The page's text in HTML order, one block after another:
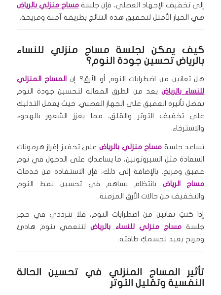
إلى تخفيف الإجهاد العضلي، فإن جلسةمساج منزلي بالرياض
هي الخيار الأمثل لتحقيق هذه النتائج بطريقة آمنة ومريحة.
كيف يمكن لجلسة مساج منزلي للنساء
بالرياض تحسين جودة النوم؟
هل تعانين من اضطرابات النوم أو الأرق؟ إن
المساج المنزلي
للنساء بالرياضيعد من الطرق الفعالة لتحسين جودة النوم
بفضل تأثيره العميق على الجهاز العصبي. حيث يعمل التدليك
على تخفيف التوتر والقلق، مما يعزز الشعور بالهدوء
والاسترخاء.
تساعد جلسة مساج منزلي بالرياضعلى تحفيز إفراز هرمونات
السعادة مثل السيروتونين، ما يساعدكِ على الدخول في نوم
عميق ومريح. بالإضافة إلى ذلك، فإن الاستفادة من خدمات
مساج الرياض بانتظام يساهم في تحسين نمط النوم
والتخفيف من حالات الأرق المزمنة.
إذا كنتِ تعانين من اضطرابات النوم، فلا تترددي في حجز
جلسة مساج منزلي للنساء بالرياضلتنعمي بنوم هادئ
ومريح يعيد لجسمكِ طاقته.
تأثير المساج المنزلي في تحسين الحالة
النفسية وتقليل التوتر